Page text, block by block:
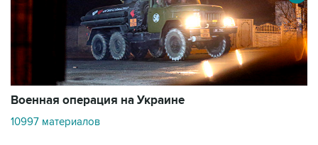
Военная операция на Украине
10997 материалов